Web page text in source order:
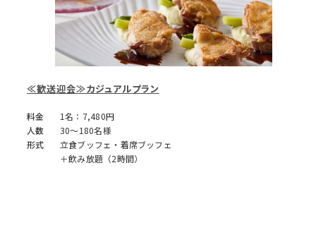
≪歓送迎会≫カジュアルプラン
料金
1名：7,480円
人数
30～180名様
形式
立食ブッフェ・着席ブッフェ
＋飲み放題（2時間）